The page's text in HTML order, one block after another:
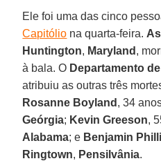
Ele foi uma das cinco
Capitólio na quarta-feira.
Huntington, Maryland ,
à bala. O Departamento
atribuiu as outras três
Rosanne Boyland , 34
Geórgia; Kevin Greeson,
Alabama; e Benjamin
Ringtown, Pensilvânia.